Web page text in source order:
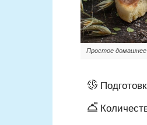
Простое домашнее